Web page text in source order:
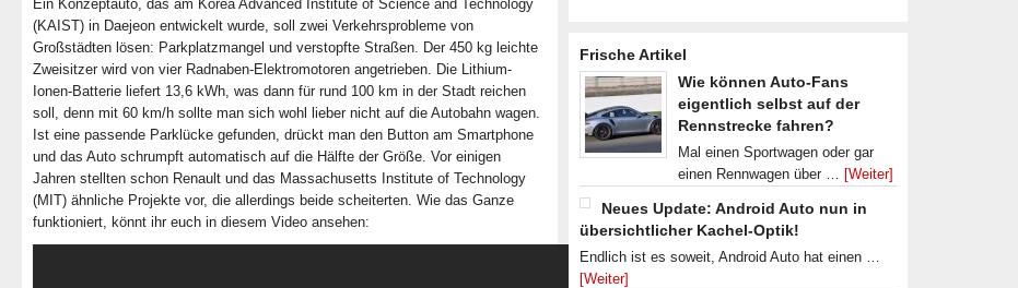
Ein Konzeptauto, das am Korea Advanced Institute of Science and Technology
(KAIST) in Daejeon entwickelt wurde, soll zwei Verkehrsprobleme von
Großstädten lösen: Parkplatzmangel und verstopfte Straßen. Der 450 kg leichte
Zweisitzer wird von vier Radnaben-Elektromotoren angetrieben. Die Lithium-
Ionen-Batterie liefert 13,6 kWh, was dann für rund 100 km in der Stadt reichen
soll, denn mit 60 km/h sollte man sich wohl lieber nicht auf die Autobahn wagen.
Ist eine passende Parklücke gefunden, drückt man den Button am Smartphone
und das Auto schrumpft automatisch auf die Hälfte der Größe. Vor einigen
Jahren stellten schon Renault und das Massachusetts Institute of Technology
(MIT) ähnliche Projekte vor, die allerdings beide scheiterten. Wie das Ganze
funktioniert, könnt ihr euch in diesem Video ansehen:
Frische Artikel
Wie können Auto-Fans
eigentlich selbst auf der
Rennstrecke fahren?
Mal einen Sportwagen oder gar
einen Rennwagen über … [Weiter]
Neues Update: Android Auto nun in
übersichtlicher Kachel-Optik!
Endlich ist es soweit, Android Auto hat einen …
[Weiter]